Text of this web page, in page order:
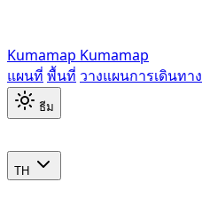
Kumamap Kumamap
แผนที่ พื้นที่ วางแผนการเดินทาง
ธีม
TH